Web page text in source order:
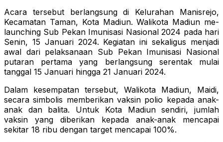
Acara tersebut berlangsung di Kelurahan Manisrejo,
Kecamatan Taman, Kota Madiun. Walikota Madiun me-
launching Sub Pekan Imunisasi Nasional 2024 pada hari
Senin, 15 Januari 2024. Kegiatan ini sekaligus menjadi
awal dari pelaksanaan Sub Pekan Imunisasi Nasional
putaran pertama yang berlangsung serentak mulai
tanggal 15 Januari hingga 21 Januari 2024.
Dalam kesempatan tersebut, Walikota Madiun, Maidi,
secara simbolis memberikan vaksin polio kepada anak-
anak dan balita. Untuk Kota Madiun sendiri, jumlah
vaksin yang diberikan kepada anak-anak mencapai
sekitar 18 ribu dengan target mencapai 100%.